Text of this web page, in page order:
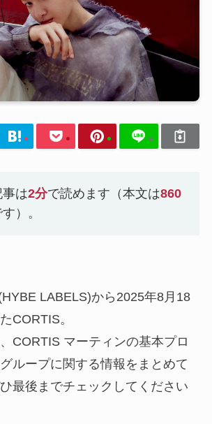
事は2分で読めます（本文は860
）。
LABELS)から2025年8月18
CORTIS。
CORTIS マーティンの基本プロ
ループに関する情報をまとめて
最後までチェックしてください